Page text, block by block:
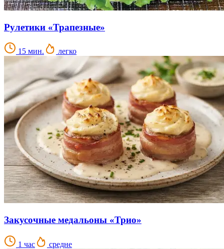
Рулетики «Трапезные»
15 мин. легко
Закусочные медальоны «Трио»
1 час средне